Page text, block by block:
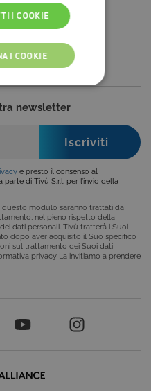
un editore?
qui
newsletter
e presto il consenso al
di Tivù S.r.l. per l’invio della
modulo saranno trattati da
nel pieno rispetto della
dati personali. Tivù tratterà i Suoi
dopo aver acquisito il Suo specifico
sul trattamento dei Suoi dati
privacy La invitiamo a prendere
I COOKIE
I COOKIE
Cookie analitici
Funzionalità
nel corso della
una richiesta di
la corretta
ai criteri da te
presenti nel